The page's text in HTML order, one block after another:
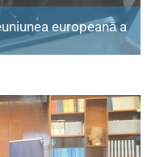
europeană a
CNR UNESCO